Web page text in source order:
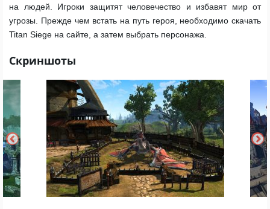
на людей. Игроки защитят человечество и избавят мир от
угрозы. Прежде чем встать на путь героя, необходимо скачать
Titan Siege на сайте, а затем выбрать персонажа.
Скриншоты